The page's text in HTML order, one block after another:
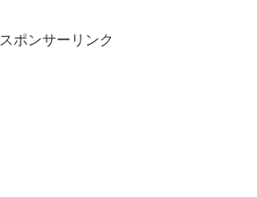
スポンサーリンク